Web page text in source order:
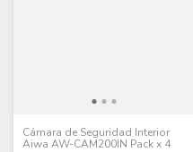
Cámara de Seguridad Interior
Aiwa AW-CAM200IN Pack x 4